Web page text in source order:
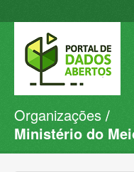
Conjuntos de dados
Organizações
Organizações
Ministério do